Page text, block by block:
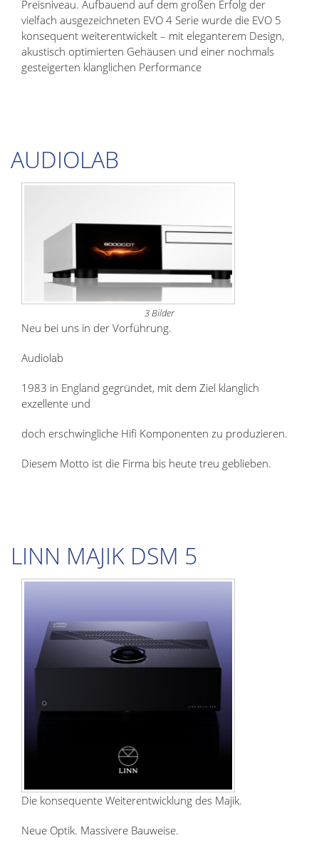
Preisniveau. Aufbauend auf dem großen Erfolg der
vielfach ausgezeichneten EVO 4 Serie wurde die EVO 5
konsequent weiterentwickelt – mit eleganterem Design,
akustisch optimierten Gehäusen und einer nochmals
gesteigerten klanglichen Performance
AUDIOLAB
3 Bilder
Neu bei uns in der Vorführung.
Audiolab
1983 in England gegründet, mit dem Ziel klanglich
exzellente und
doch erschwingliche Hifi Komponenten zu produzieren.
Diesem Motto ist die Firma bis heute treu geblieben.
LINN MAJIK DSM 5
Die konsequente Weiterentwicklung des Majik.
Neue Optik. Massivere Bauweise.